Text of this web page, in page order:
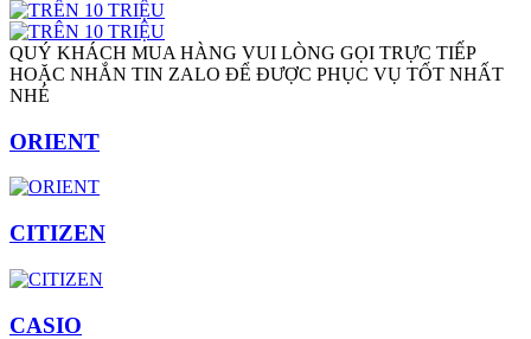
QUÝ KHÁCH MUA HÀNG VUI LÒNG GỌI TRỰC TIẾP
HOẶC NHẮN TIN ZALO ĐỂ ĐƯỢC PHỤC VỤ TỐT NHẤT
NHÉ
ORIENT
CITIZEN
CASIO